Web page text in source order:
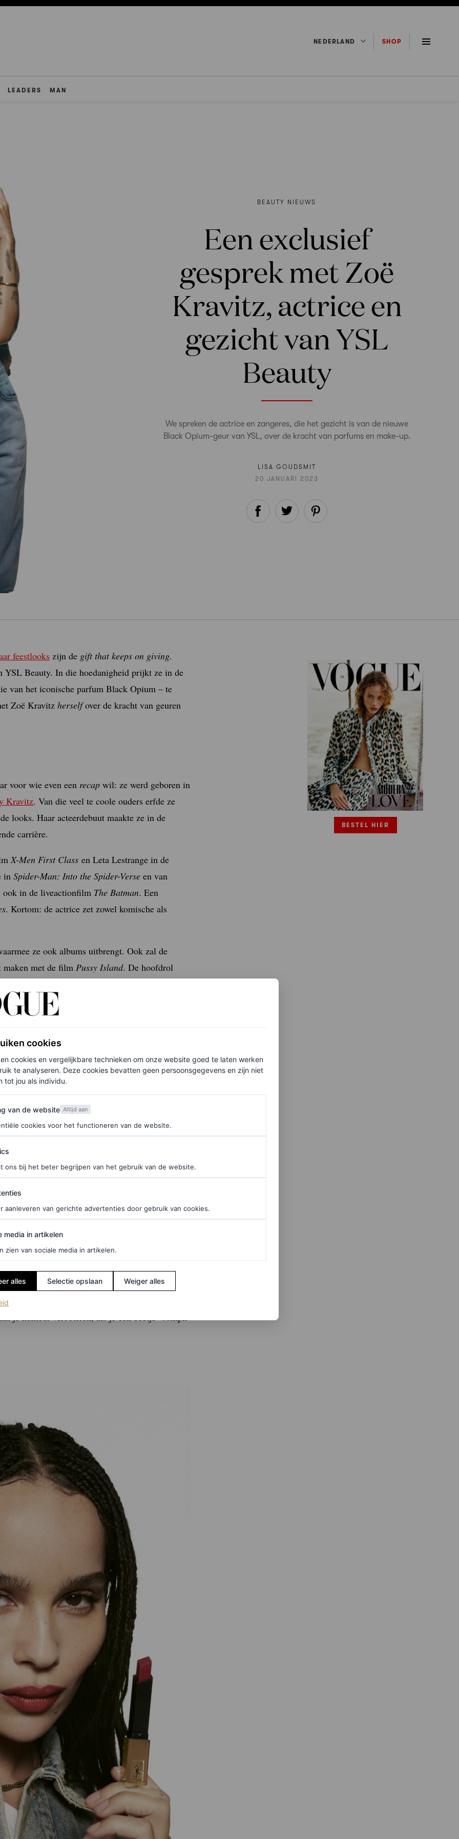
NEDERLAND SHOP
LEADERS MAN
BEAUTY NIEUWS
Een exclusief
gesprek met Zoë
Kravitz, actrice en
gezicht van YSL
Beauty
We spreken de actrice en zangeres, die het gezicht is van de nieuwe
Black Opium-geur van YSL, over de kracht van parfums en make-up.
LISA GOUDSMIT
20 JANUARI 2023
feestlooks zijn de gift that keeps on giving.
YSL Beauty. In die hoedanigheid prijkt ze in de
van het iconische parfum Black Opium – te
Zoë Kravitz herselfover de kracht van geuren
voor wie even een recap wil: ze werd geboren in
Kravitz. Van die veel te coole ouders erfde ze
looks. Haar acteerdebuut maakte ze in de
carrière.
X-Men First Class en Leta Lestrange in de
in Spider-Man: Into the Spider-Verse en van
in de liveactionfilm The Batman. Een
. Kortom: de actrice zet zowel komische als
ze ook albums uitbrengt. Ook zal de
maken met de film Pussy Island. De hoofdrol
voor YSL Beauty. Juist dat transformerende
voor ditallroundmerk. Wij spreken de actrice
dat aanstaande Valentijnsdag uitkomt.
om onderweg op te doen. Het maakt het
Een ongelooflijk product, echt magisch.”
zoveel goede kleuren. Welke lippenstift bij je
tint rood, maar het hangt ook samen met de
kastanjebruine kleur. Maar met klassiek rood
Soms wil je juist een
je humeur verbeteren, als je een beetje ‘oomph’
BESTEL HIER
cookies
cookies en vergelijkbare technieken om onze website goed te laten werken
te analyseren. Deze cookies bevatten geen persoonsgegevens en zijn niet
tot jou als individu.
de website
van de website Altijd aan
cookies voor het functioneren van de website.
ons bij het beter begrijpen van het gebruik van de website.
aanleveren van gerichte advertenties door gebruik van cookies.
in artikelen
media in artikelen
zien van sociale media in artikelen.
alles Selectie opslaan Weiger alles